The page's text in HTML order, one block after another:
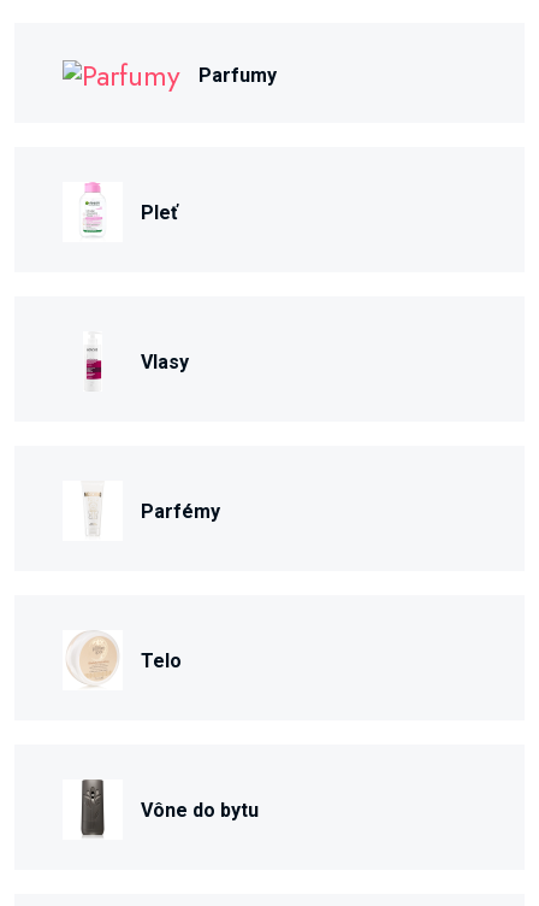
Parfumy
Pleť
Vlasy
Parfémy
Telo
Vône do bytu